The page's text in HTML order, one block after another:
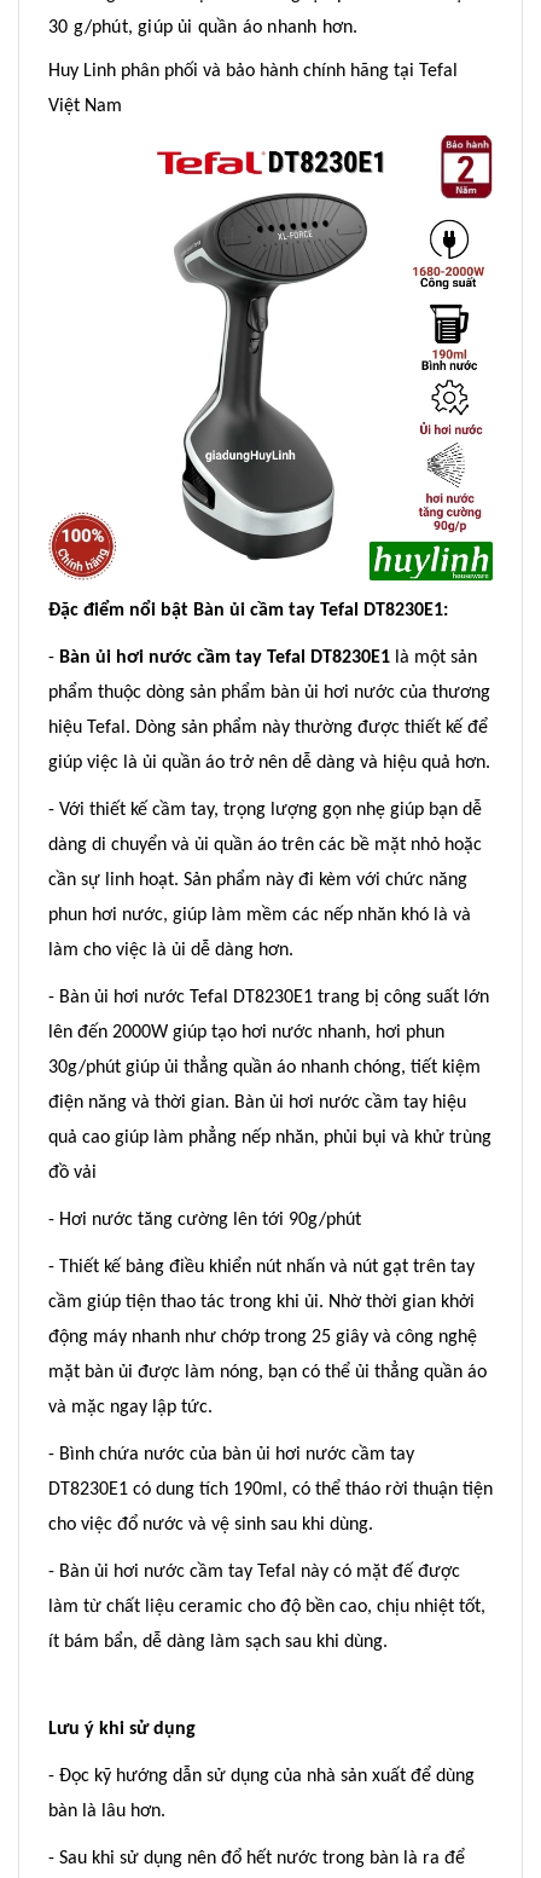
30 g/phút, giúp ủi quần áo nhanh hơn.
Huy Linh phân phối và bảo hành chính hãng tại Tefal
Việt Nam
Đặc điểm nổi bật Bàn ủi cầm tay Tefal DT8230E1:
- Bàn ủi hơi nước cầm tay Tefal DT8230E1 là một sản
phẩm thuộc dòng sản phẩm bàn ủi hơi nước của thương
hiệu Tefal. Dòng sản phẩm này thường được thiết kế để
giúp việc là ủi quần áo trở nên dễ dàng và hiệu quả hơn.
- Với thiết kế cầm tay, trọng lượng gọn nhẹ giúp bạn dễ
dàng di chuyển và ủi quần áo trên các bề mặt nhỏ hoặc
cần sự linh hoạt. Sản phẩm này đi kèm với chức năng
phun hơi nước, giúp làm mềm các nếp nhăn khó là và
làm cho việc là ủi dễ dàng hơn.
- Bàn ủi hơi nước Tefal DT8230E1 trang bị công suất lớn
lên đến 2000W giúp tạo hơi nước nhanh, hơi phun
30g/phút giúp ủi thẳng quần áo nhanh chóng, tiết kiệm
điện năng và thời gian. Bàn ủi hơi nước cầm tay hiệu
quả cao giúp làm phẳng nếp nhăn, phủi bụi và khử trùng
đồ vải
- Hơi nước tăng cường lên tới 90g/phút
- Thiết kế bảng điều khiển nút nhấn và nút gạt trên tay
cầm giúp tiện thao tác trong khi ủi. Nhờ thời gian khởi
động máy nhanh như chớp trong 25 giây và công nghệ
mặt bàn ủi được làm nóng, bạn có thể ủi thẳng quần áo
và mặc ngay lập tức.
- Bình chứa nước của bàn ủi hơi nước cầm tay
DT8230E1 có dung tích 190ml, có thể tháo rời thuận tiện
cho việc đổ nước và vệ sinh sau khi dùng.
- Bàn ủi hơi nước cầm tay Tefal này có mặt đế được
làm từ chất liệu ceramic cho độ bền cao, chịu nhiệt tốt,
ít bám bẩn, dễ dàng làm sạch sau khi dùng.
Lưu ý khi sử dụng
- Đọc kỹ hướng dẫn sử dụng của nhà sản xuất để dùng
bàn là lâu hơn.
- Sau khi sử dụng nên đổ hết nước trong bàn là ra để